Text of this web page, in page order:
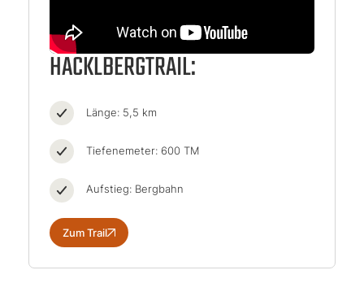
HACKLBERGTRAIL:
Länge: 5,5 km
Tiefenemeter: 600 TM
Aufstieg: Bergbahn
Zum Trail